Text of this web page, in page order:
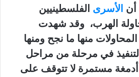
أن الأسرى الفلسطينيين
الهرب، وقد شهدت
منها ما نجح ومنها
في مرحلة من مراحل
مستمرة لا تتوقف على